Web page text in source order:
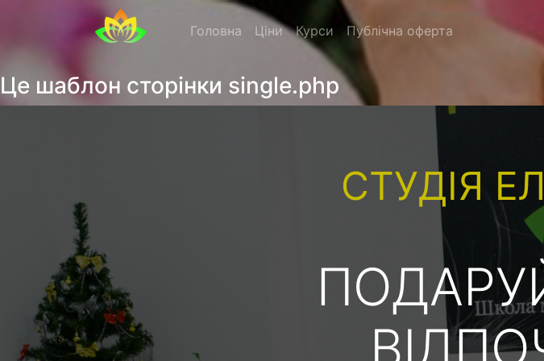
Головна Ціни Курси Публічна оферта
Це шаблон сторінки single.php
СТУДІЯ